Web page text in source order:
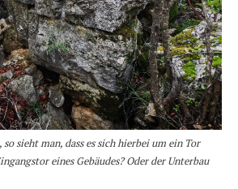
sieht man, dass es sich hierbei um ein Tor
eines Gebäudes? Oder der Unterbau